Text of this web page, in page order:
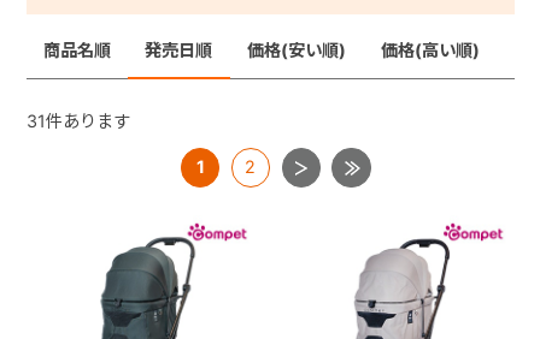
商品名順 発売日順 価格(安い順) 価格(高い順)
31件あります
1 2